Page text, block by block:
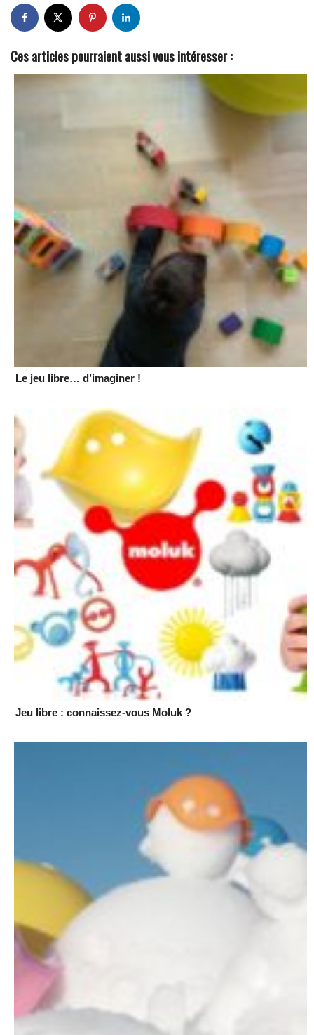
Ces articles pourraient aussi vous intéresser :
Le jeu libre… d’imaginer !
Jeu libre : connaissez-vous Moluk ?